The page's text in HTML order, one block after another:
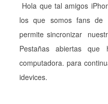
Hola que tal amigos
los que somos fans de
permite sincronizar
Pestañas abiertas que
computadora. para
idevices.